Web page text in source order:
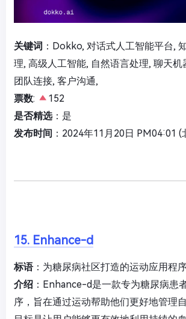
关键词 ：Dokko, 对话式人工智能平台,
理, 高级人工智能, 自然语言处理, 聊天机
团队连接, 客户沟通,
票数:
152
是否精选：是
发布时间 ：2024年11月20日 PM04:01 (
15. Enhance-d
标语：为糖尿病社区打造的运动应用程
介绍 ：Enhance-d是一款专为糖尿病患
序，旨在通过运动帮助他们更好地管理